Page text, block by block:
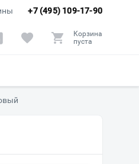
+7 (495) 109-17-90
Корзина
пуста